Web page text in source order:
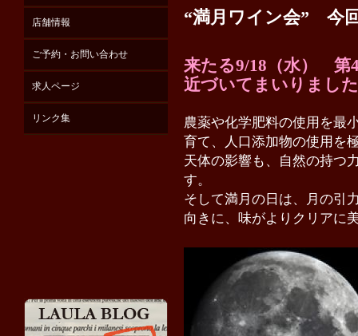
“満月ワイン会” 今
来たる9/18（水） 第
近づいてまいりまし
農薬や化学肥料の使用を最
育て、人口添加物の使用を
天体の影響も、自然の持つ
す。
そして満月の日は、月の引
向きに、味がよりクリアに
店舗情報
ご予約・お問い合わせ
求人ページ
リンク集